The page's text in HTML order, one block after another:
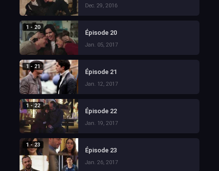
Dec. 29, 2016
1 - 20
Épisode 20
Jan. 05, 2017
1 - 21
Épisode 21
Jan. 12, 2017
1 - 22
Épisode 22
Jan. 19, 2017
1 - 23
Épisode 23
Jan. 26, 2017